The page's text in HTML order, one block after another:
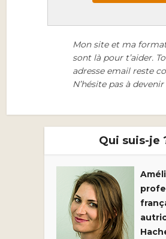
Mon site et ma
sont là pour t’aider.
adresse email reste
N’hésite pas à
Qui suis-je